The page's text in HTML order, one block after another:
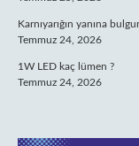
Karnıyarığın yanına
Temmuz 24, 2026
1W LED kaç lümen ?
Temmuz 24, 2026